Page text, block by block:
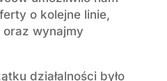
o kolejne linie,
wynajmy
działalności było